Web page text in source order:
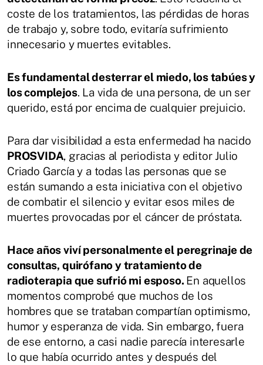
coste de los tratamientos, las pérdidas de horas
de trabajo y, sobre todo, evitaría sufrimiento
innecesario y muertes evitables.
Es fundamental desterrar el miedo, los tabúes y
los complejos. La vida de una persona, de un ser
querido, está por encima de cualquier prejuicio.
Para dar visibilidad a esta enfermedad ha nacido
PROSVIDA, gracias al periodista y editor Julio
Criado García y a todas las personas que se
están sumando a esta iniciativa con el objetivo
de combatir el silencio y evitar esos miles de
muertes provocadas por el cáncer de próstata.
Hace años viví personalmente el peregrinaje de
consultas, quirófano y tratamiento de
radioterapia que sufrió mi esposo. En aquellos
momentos comprobé que muchos de los
hombres que se trataban compartían optimismo,
humor y esperanza de vida. Sin embargo, fuera
de ese entorno, a casi nadie parecía interesarle
lo que había ocurrido antes y después del